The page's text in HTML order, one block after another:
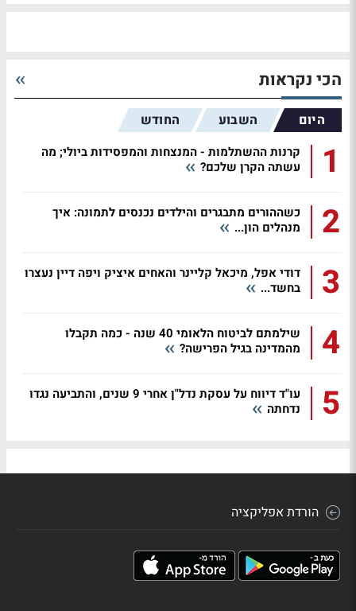
הכי נקראות
היום השבוע החודש
1
קרנות ההשתלמות - המנצחות והמפסידות ביולי; מה
עשתה הקרן שלכם?
2
כשההורים מתבגרים והילדים נכנסים לתמונה: איך
מנהלים הון...
3
דודי אפל, מיכאל קליינר והאחים איציק ויפה דיין נעצרו
בחשד...
4
שילמתם לביטוח הלאומי 40 שנה - כמה תקבלו
מהמדינה בגיל הפרישה?
5
עו"ד דיווח על עסקת נדל"ן אחרי 9 שנים, והתביעה נגדו
נדחתה
הורדת אפליקציה